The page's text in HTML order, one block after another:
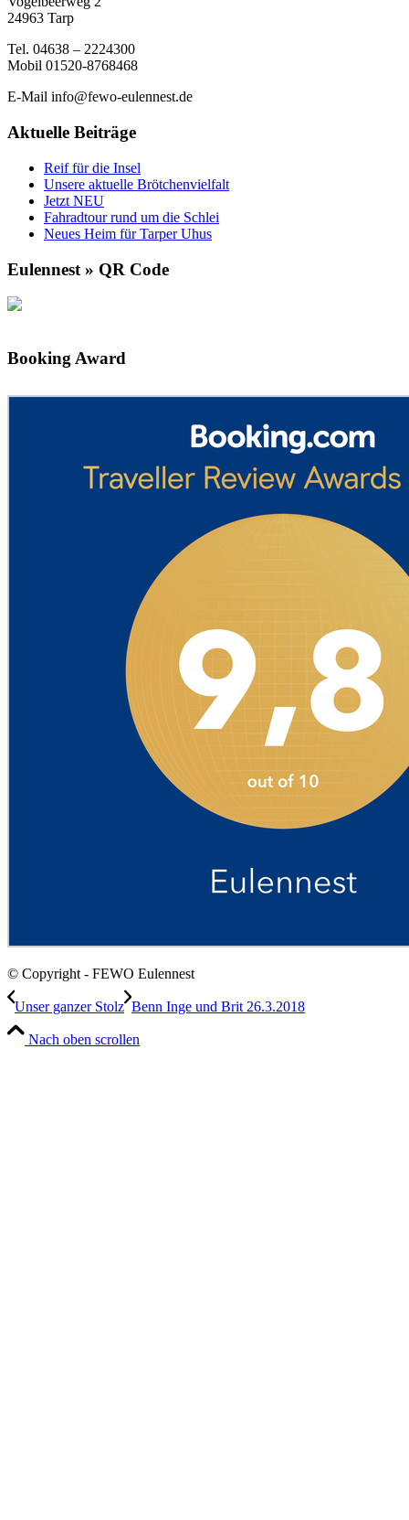
24963 Tarp
Tel. 04638 – 2224300
Mobil 01520-8768468
E-Mail info@fewo-eulennest.de
Aktuelle Beiträge
Reif für die Insel
Unsere aktuelle Brötchenvielfalt
Jetzt NEU
Fahradtour rund um die Schlei
Neues Heim für Tarper Uhus
Eulennest » QR Code
Booking Award
© Copyright - FEWO Eulennest
Unser ganzer Stolz Benn Inge und Brit 26.3.2018
Nach oben scrollen